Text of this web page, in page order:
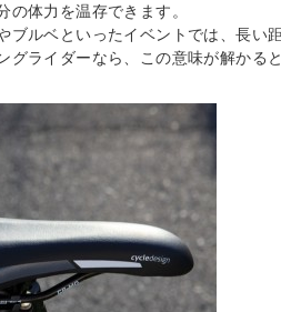
の体力を温存できます。
ブルベといったイベントでは、長い
グライダーなら、この意味が解かると